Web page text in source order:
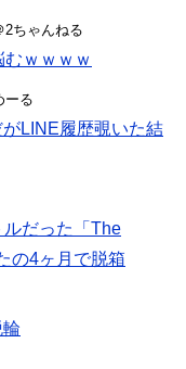
2ちゃんねる
むｗｗｗｗ
ーる
がLINE履歴覗いた結
ルだった「The
の4ヶ月で脱箱
輪